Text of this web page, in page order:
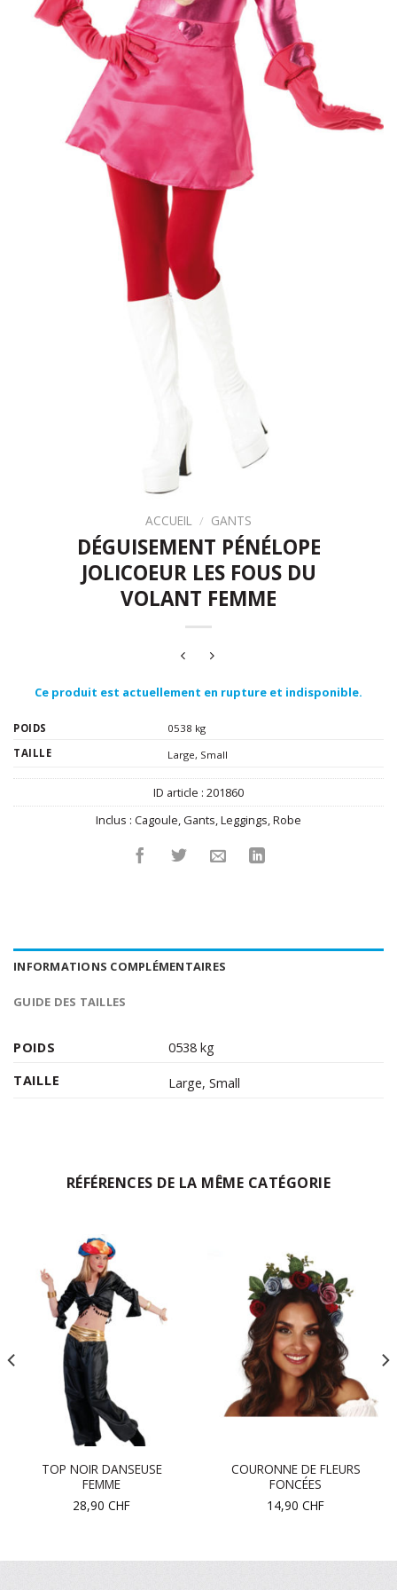
ACCUEIL / GANTS
DÉGUISEMENT PÉNÉLOPE
JOLICOEUR LES FOUS DU
VOLANT FEMME
Ce produit est actuellement en rupture et indisponible.
POIDS
0538 kg
TAILLE
Large, Small
ID article : 201860
Inclus : Cagoule, Gants,Leggings,Robe
INFORMATIONS COMPLÉMENTAIRES
GUIDE DES TAILLES
POIDS
0538 kg
TAILLE
Large,Small
RÉFÉRENCES DE LA MÊME CATÉGORIE
TOP NOIR DANSEUSE
FEMME
28,90 CHF
COURONNE DE FLEURS
FONCÉES
14,90 CHF